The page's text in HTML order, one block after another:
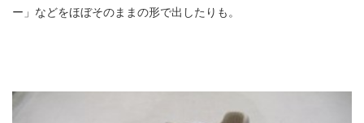
ー」などをほぼそのままの形で出したりも。